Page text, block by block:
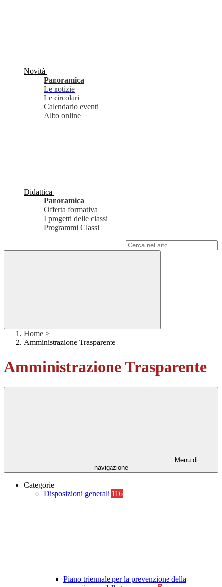
Novità
Panoramica
Le notizie
Le circolari
Calendario eventi
Albo online
Didattica
Panoramica
Offerta formativa
I progetti delle classi
Programmi Classi
Home >
Amministrazione Trasparente
Amministrazione Trasparente
Menu di
navigazione
Categorie
Disposizioni generali 116
Piano triennale per la prevenzione della